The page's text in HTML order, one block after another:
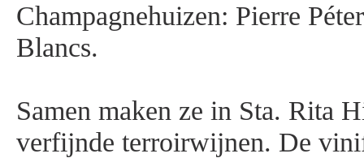
Champagnehuizen: Pierre
Blancs.
Samen maken ze in Sta. Rita
verfijnde terroirwijnen. De